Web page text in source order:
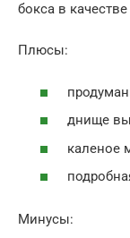
бокса в
Плюсы:
днище
каленое
Минусы: